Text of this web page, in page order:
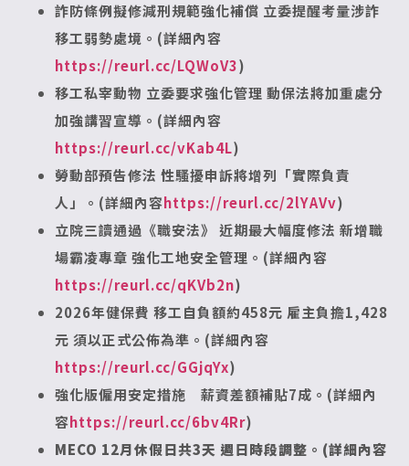
詐防條例擬修減刑規範強化補償 立委提醒考量涉詐
移工弱勢處境。(詳細內容
https://reurl.cc/LQWoV3)
移工私宰動物 立委要求強化管理 動保法將加重處分
加強講習宣導。(詳細內容
https://reurl.cc/vKab4L)
勞動部預告修法 性騷擾申訴將增列「實際負責
人」。(詳細內容https://reurl.cc/2lYAVv)
立院三讀通過《職安法》 近期最大幅度修法 新增職
場霸凌專章 強化工地安全管理。(詳細內容
https://reurl.cc/qKVb2n)
2026年健保費 移工自負額約458元 雇主負擔1,428
元 須以正式公佈為準。(詳細內容
https://reurl.cc/GGjqYx)
強化版僱用安定措施 薪資差額補貼7成。(詳細內
容https://reurl.cc/6bv4Rr)
MECO 12月休假日共3天 週日時段調整。(詳細內容